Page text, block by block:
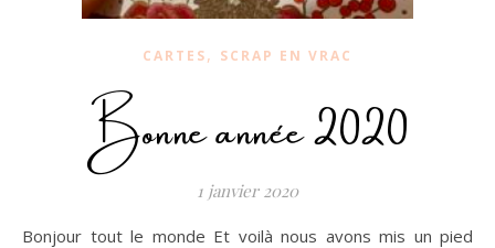
CARTES, SCRAP EN VRAC
Bonne année 2020
1 janvier 2020
Bonjour tout le monde Et voilà nous avons mis un pied